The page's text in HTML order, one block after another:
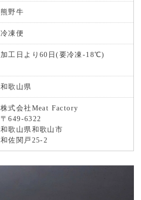
熊野牛
冷凍便
加工日より60日(要冷凍-18℃)
和歌山県
株式会社Meat Factory
〒649-6322
和歌山県和歌山市
和佐関戸25-2